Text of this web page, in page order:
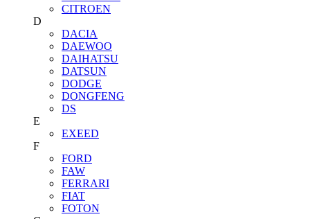
CITROEN
D
DACIA
DAEWOO
DAIHATSU
DATSUN
DODGE
DONGFENG
DS
E
EXEED
F
FORD
FAW
FERRARI
FIAT
FOTON